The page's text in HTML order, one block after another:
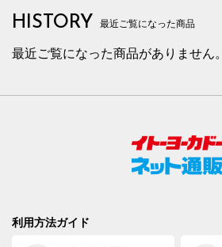
HISTORY 最近ご覧になった商品
最近ご覧になった商品がありません。
利用方法ガイド